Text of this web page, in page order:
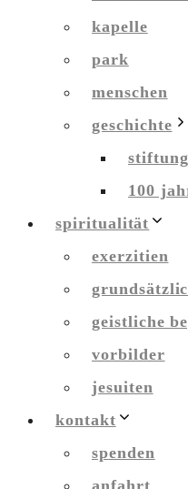
kapelle
park
menschen
geschichte
stiftung
100
spiritualität
exerzitien
geistliche
vorbilder
jesuiten
kontakt
spenden
anfahrt